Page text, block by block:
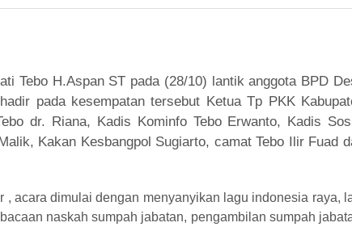
Tebo H.Aspan ST pada (28/10) lantik anggota BPD
pada kesempatan tersebut Ketua Tp PKK
dr. Riana, Kadis Kominfo Tebo Erwanto, Kadis
Kakan Kesbangpol Sugiarto, camat Tebo Ilir Fuad
, acara dimulai dengan menyanyikan lagu indonesia raya,
naskah sumpah jabatan, pengambilan sumpah